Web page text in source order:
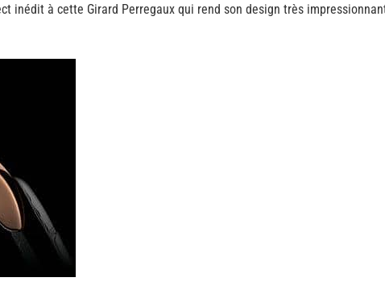
inédit à cette Girard Perregaux qui rend son design très